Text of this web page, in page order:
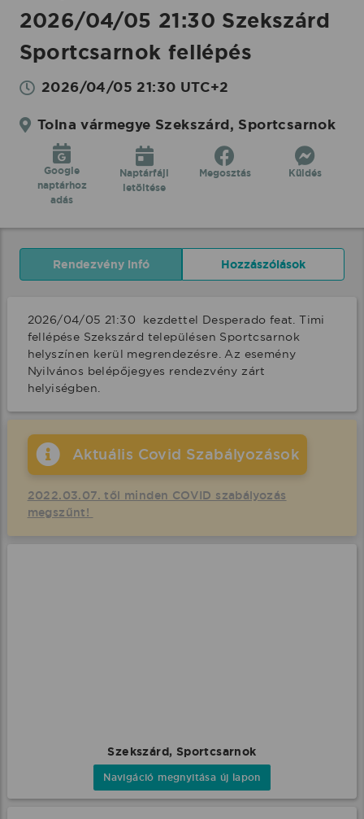
2026/04/05 21:30 Szekszárd
Sportcsarnok fellépés
2026/04/05 21:30 UTC+2
Tolna vármegye Szekszárd, Sportcsarnok
Google
naptárhoz
adás
Naptárfájl
letöltése
Megosztás Küldés
Rendezvény infó Hozzászólások
2026/04/05 21:30  kezdettel Desperado feat. Timi
fellépése Szekszárd településen Sportcsarnok
helyszínen kerül megrendezésre. Az esemény
Nyilvános belépőjegyes rendezvény zárt
helyiségben.
Aktuális Covid Szabályozások
2022.03.07. től minden COVID szabályozás
megszűnt!
Szekszárd, Sportcsarnok
Navigáció megnyitása új lapon